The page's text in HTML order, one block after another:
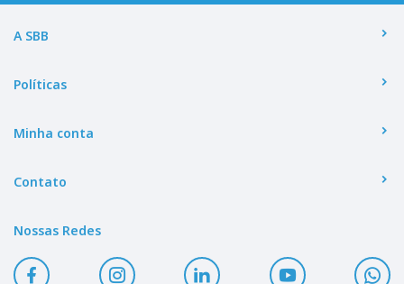
A SBB
Políticas
Minha conta
Contato
Nossas Redes